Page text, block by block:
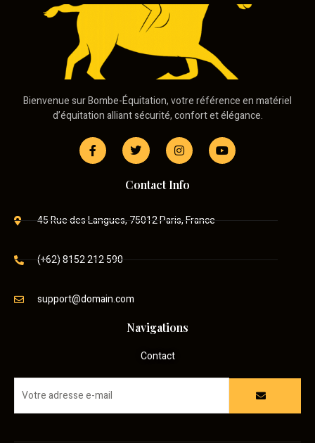
Bienvenue sur Bombe-Équitation, votre référence en matériel
d’équitation alliant sécurité, confort et élégance.
Contact Info
45 Rue des Langues, 75012 Paris, France
(+62) 8152 212 590
support@domain.com
Navigations
Contact